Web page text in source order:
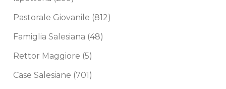
Pastorale Giovanile (812)
Famiglia Salesiana (48)
Rettor Maggiore (5)
Case Salesiane (701)